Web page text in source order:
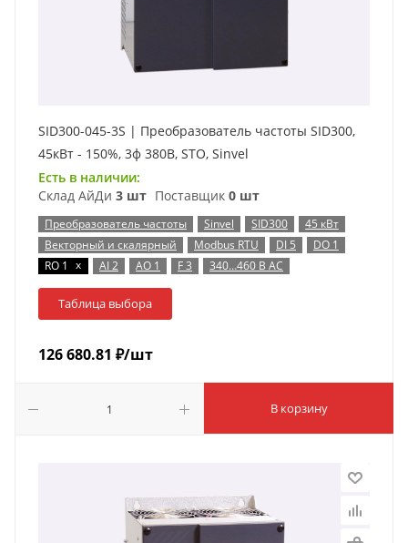
SID300-045-3S | Преобразователь частоты SID300,
45кВт - 150%, 3ф 380В, STO, Sinvel
Есть в наличии:
Склад АйДи 3 шт Поставщик 0 шт
Преобразователь частоты Sinvel SID300
45 кВт
Векторный и скалярный
Modbus RTU DI 5
DO 1
RO 1 x AI 2 AO 1 F 3 340…460 В AC
Таблица выбора
126 680.81 ₽/шт
В корзину